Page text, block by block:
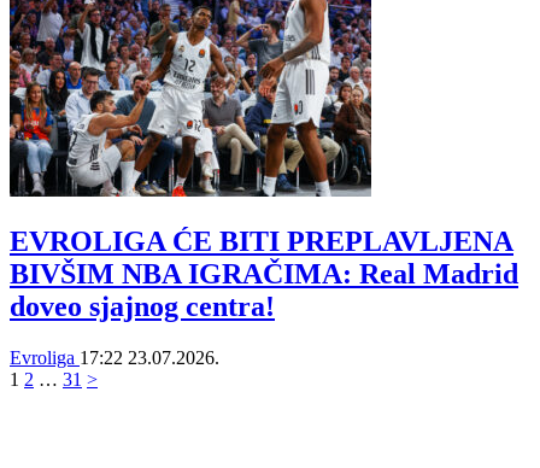
EVROLIGA ĆE BITI PREPLAVLJENA
BIVŠIM NBA IGRAČIMA: Real Madrid
doveo sjajnog centra!
Evroliga 17:22 23.07.2026.
1 2 … 31 >